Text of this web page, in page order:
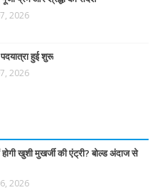
2026
हुई शुरू
2026
खुशी मुखर्जी की एंट्री? बोल्ड अंदाज से
2026